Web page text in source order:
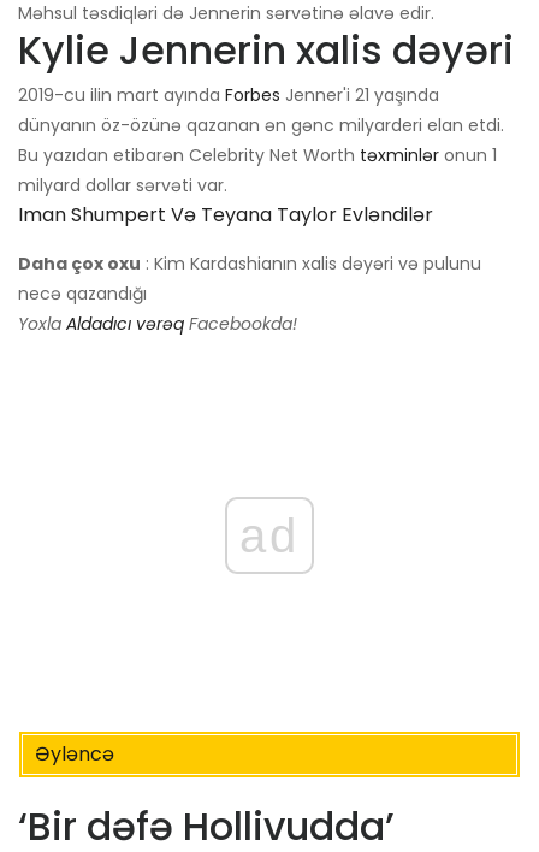
Məhsul təsdiqləri də Jennerin sərvətinə əlavə edir.
Kylie Jennerin xalis dəyəri
2019-cu ilin mart ayında Forbes Jenner'i 21 yaşında
dünyanın öz-özünə qazanan ən gənc milyarderi elan etdi.
Bu yazıdan etibarən Celebrity Net Worth təxminlər onun 1
milyard dollar sərvəti var.
Iman Shumpert Və Teyana Taylor Evləndilər
Daha çox oxu : Kim Kardashianın xalis dəyəri və pulunu
necə qazandığı
Yoxla Aldadıcı vərəq Facebookda!
ad
Əyləncə
‘Bir dəfə Hollivudda’